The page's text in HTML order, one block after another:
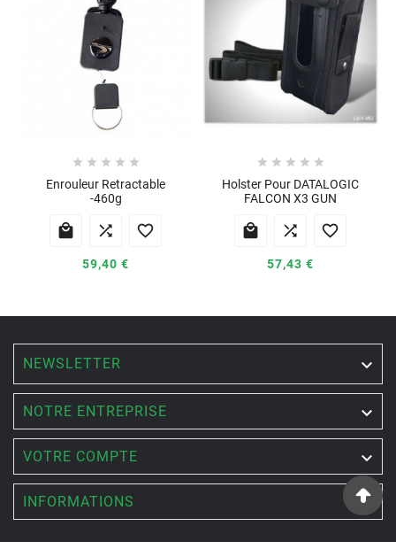
    
Enrouleur Retractable
-460g
  
59,40 €
    
Holster Pour DATALOGIC
FALCON X3 GUN
  
57,43 €
NEWSLETTER 
NOTRE ENTREPRISE 
VOTRE COMPTE 
INFORMATIONS 